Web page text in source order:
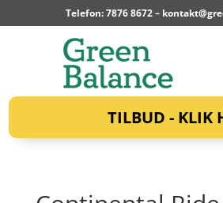
Telefon: 7876 8672 –
TILBUD - KLIK